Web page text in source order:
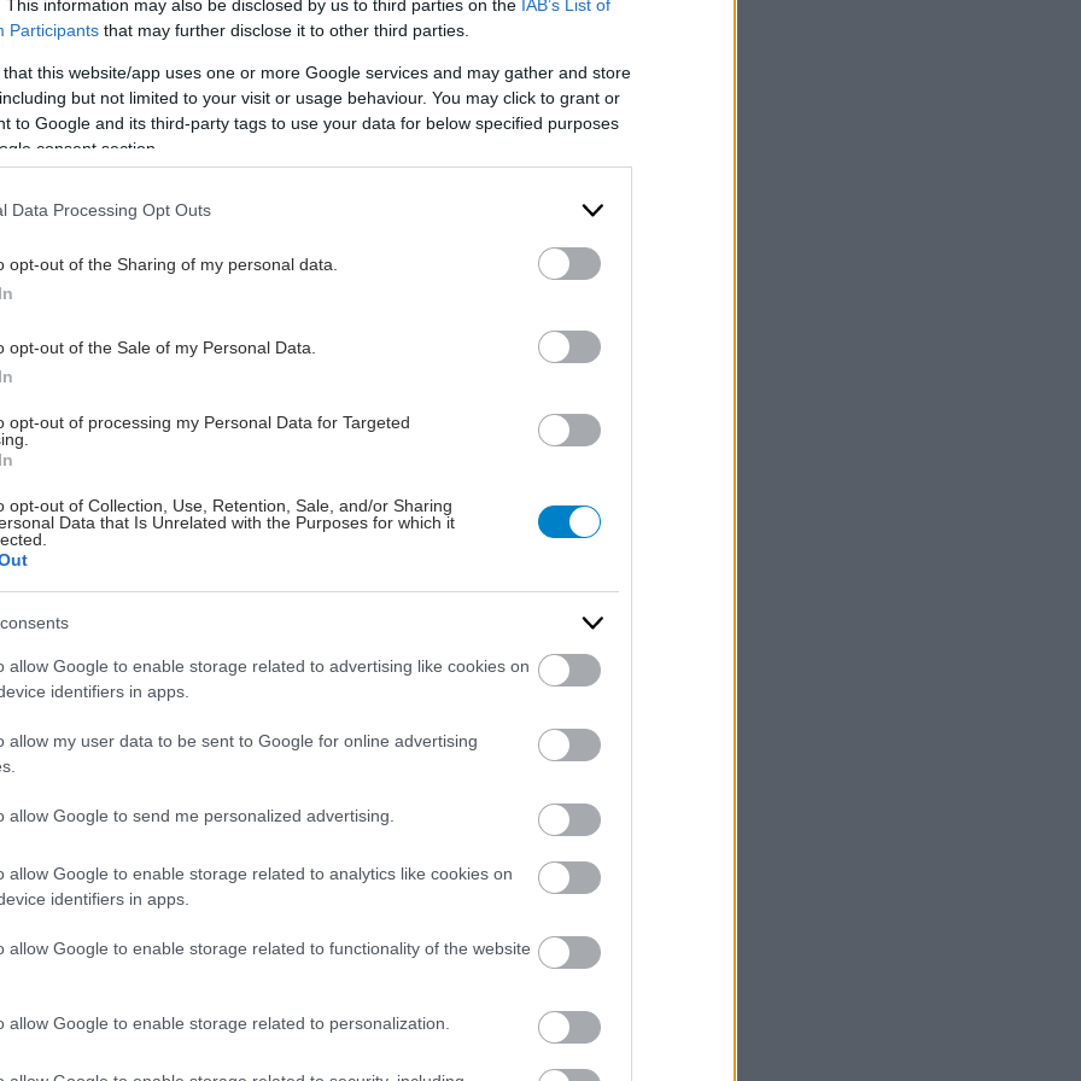
This information may also be disclosed by us to third parties on the IAB’s List of
Participants that may further disclose it to other third parties.
that this website/app uses one or more Google services and may gather and store
but not limited to your visit or usage behaviour. You may click to grant or
to Google and its third-party tags to use your data for below specified purposes
consent section.
Data Processing Opt Outs
opt-out of the Sharing of my personal data.
opt-out of the Sale of my Personal Data.
opt-out of processing my Personal Data for Targeted
opt-out of Collection, Use, Retention, Sale, and/or Sharing
Data that Is Unrelated with the Purposes for which it
allow Google to enable storage related to advertising like cookies on
identifiers in apps.
allow my user data to be sent to Google for online advertising
allow Google to send me personalized advertising.
allow Google to enable storage related to analytics like cookies on
identifiers in apps.
allow Google to enable storage related to functionality of the website
allow Google to enable storage related to personalization.
Παρασκευή, 13 Σεπτεμβρίου 2024, 18:37
Η έκθεση της εγκύου στην
ατμοσφαιρική ρύπανση
αυξάνει τον κίνδυνο
Ο κίνδυνος σχεδόν τετραπλασιάζεται
έδειξε νέα έρευνα.
καταπολεμά την επιλόχεια
Αν η μητρότητα αποτελέσει
αντικείμενο εκπαίδευσης, μπορεί να
Δευτέρα, 07 Αυγούστου 2023, 12:28
Ο FDA ενέκρινε το πρώτο χάπι
για την επιλόχειο κατάθλιψη
Επιλόχεια κατάθλιψη: Πιο
πιθανή όταν υπάρχει